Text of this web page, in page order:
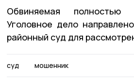
Обвиняемая полностью
Уголовное дело
районный суд для
суд мошенник